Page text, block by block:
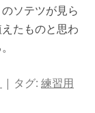
ソテツが見ら
たものと思わ
| タグ: 練習用